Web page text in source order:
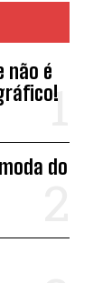
não é
do